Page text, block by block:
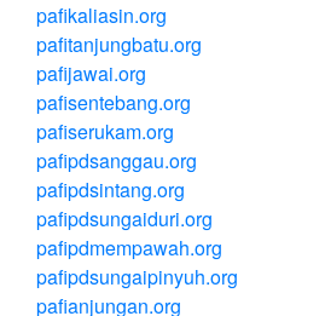
pafikaliasin.org
pafitanjungbatu.org
pafijawai.org
pafisentebang.org
pafiserukam.org
pafipdsanggau.org
pafipdsintang.org
pafipdsungaiduri.org
pafipdmempawah.org
pafipdsungaipinyuh.org
pafianjungan.org